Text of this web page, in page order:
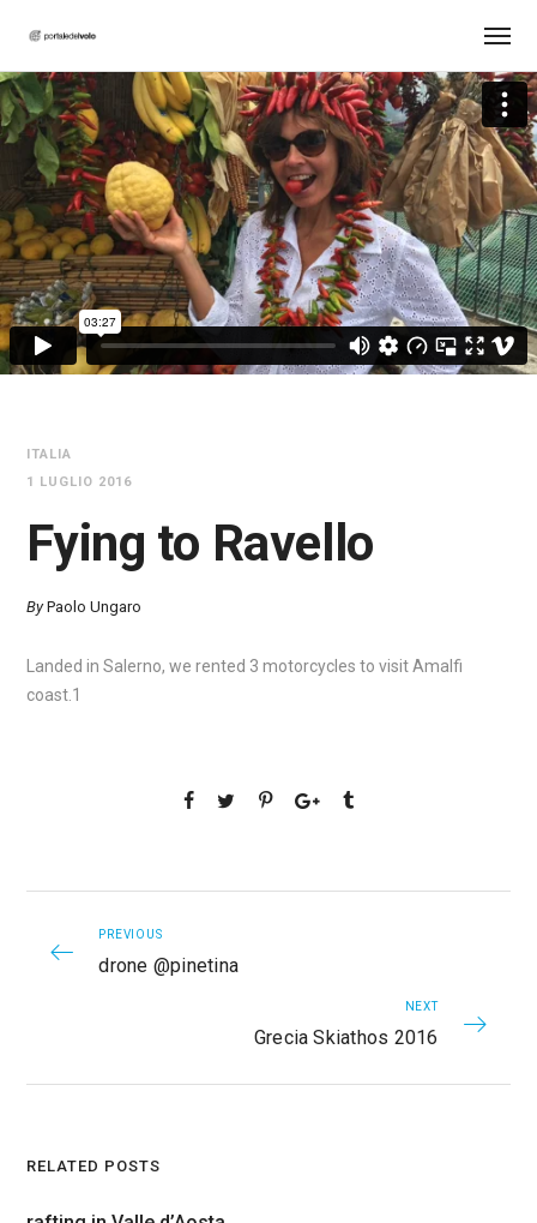
ITALIA
1 LUGLIO 2016
Fying to Ravello
ByPaolo Ungaro
Landed in Salerno, we rented 3 motorcycles to visit Amalfi
coast.1
PREVIOUS
drone @pinetina
NEXT
Grecia Skiathos 2016
RELATED POSTS